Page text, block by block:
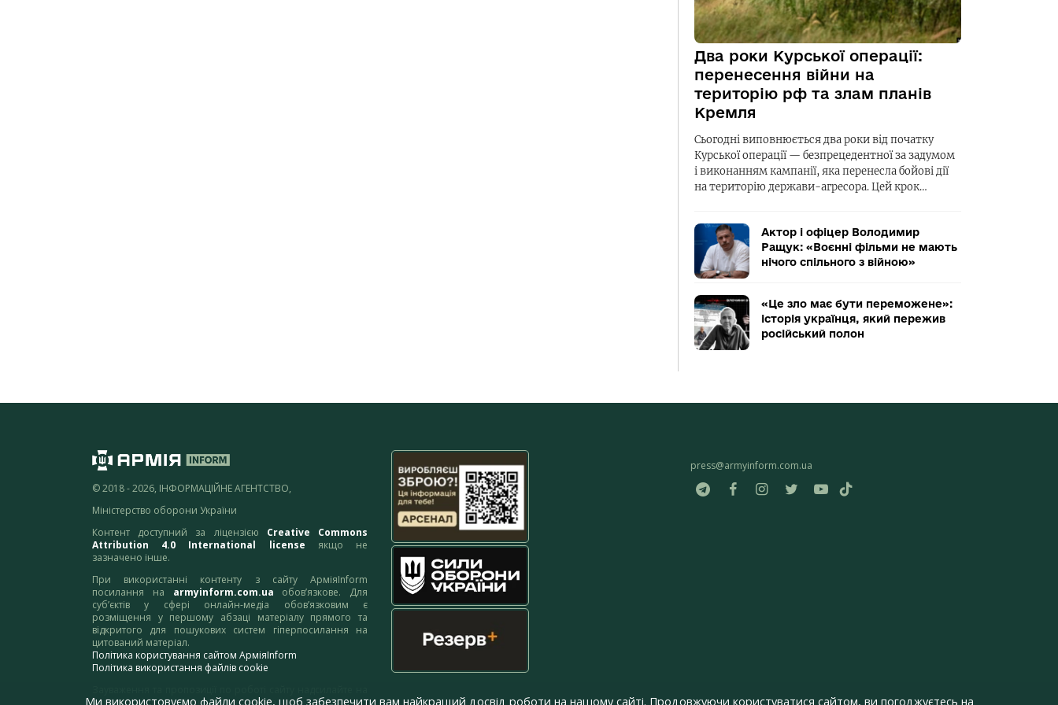
Два роки Курської операції:
перенесення війни на
територію рф та злам планів
Кремля
Сьогодні виповнюється два роки від початку
Курської операції — безпрецедентної за задумом
і виконанням кампанії, яка перенесла бойові дії
на територію держави-агресора. Цей крок…
Актор і офіцер Володимир
Ращук: «Воєнні фільми не мають
нічого спільного з війною»
«Це зло має бути переможене»:
історія українця, який пережив
російський полон
© 2018 - 2026, ІНФОРМАЦІЙНЕ АГЕНТСТВО,
Міністерство оборони України
Контент доступний за ліцензією Creative Commons
Attribution 4.0 International license якщо не
зазначено інше.
При використанні контенту з сайту АрміяInform
посилання на armyinform.com.ua обов’язкове. Для
суб’єктів у сфері онлайн-медіа обов’язковим є
розміщення у першому абзаці матеріалу прямого та
відкритого для пошукових систем гіперпосилання на
цитований матеріал.
Політика користування сайтом АрміяInform
Політика використання файлів cookie
press@armyinform.com.ua
Ми використовуємо файли cookie, щоб забезпечити вам найкращий досвід роботи на нашому сайті. Продовжуючи користуватися сайтом, ви погоджуєтесь на